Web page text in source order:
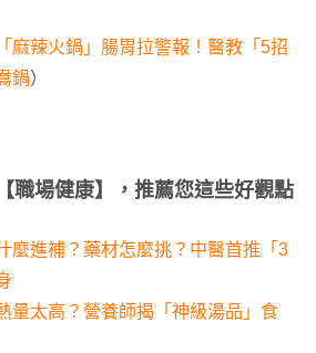
麻辣火鍋」腸胃拉警報！醫教「5招
鍋）
職場健康】，推薦您這些好觀點
麼進補？藥材怎麼挑？中醫首推「3
量太高？營養師揭「神級湯品」食